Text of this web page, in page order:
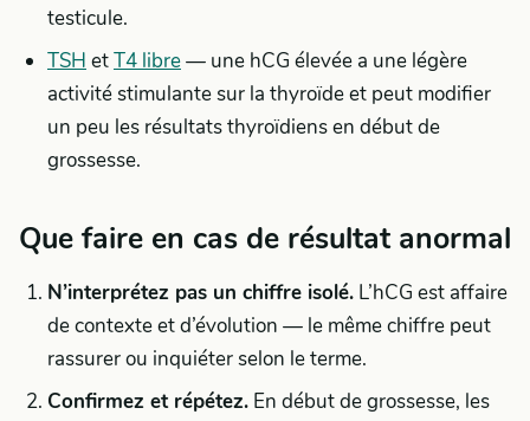
testicule.
TSH etT4 libre— une hCG élevée a une légère
activité stimulante sur la thyroïde et peut modifier
un peu les résultats thyroïdiens en début de
grossesse.
Que faire en cas de résultat anormal
N’interprétez pas un chiffre isolé. L’hCG est affaire
de contexte et d’évolution — le même chiffre peut
rassurer ou inquiéter selon le terme.
Confirmez et répétez. En début de grossesse, les